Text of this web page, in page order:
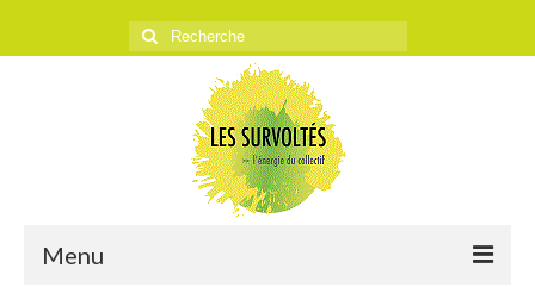
Rechercher
:
Menu